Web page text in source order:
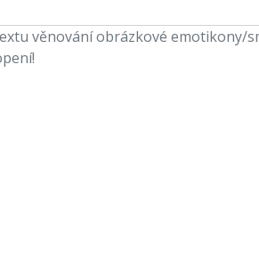
věnování obrázkové emotikony/